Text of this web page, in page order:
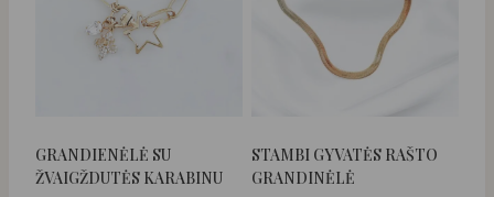
GRANDIENĖLĖ SU
ŽVAIGŽDUTĖS KARABINU
STAMBI GYVATĖS RAŠTO
GRANDINĖLĖ